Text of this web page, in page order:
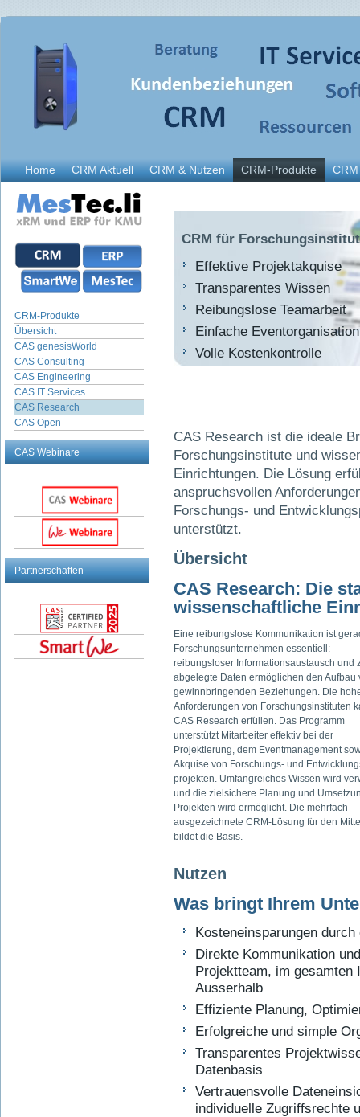
Home CRM Aktuell CRM & Nutzen CRM-Produkte
CRM-Produkte
Übersicht
CAS genesisWorld
CAS Consulting
CAS Engineering
CAS IT Services
CAS Research
CAS Open
CAS Webinare
Partnerschaften
CRM für
Effektive Projektakquise
Transparentes Wissen
Reibungslose Teamarbeit
Einfache Eventorganisation
Volle Kostenkontrolle
CAS Research ist die ideale
Forschungs­institute und
Einrichtungen. Die Lösung
anspruchsvollen
Forschungs- und
unterstützt.
Übersicht
CAS Research: Die
wissenschaftliche
Eine reibungslose Kommunikation ist
Forschungsunternehmen essentiell:
reibungsloser Informationsaustausch und
abgelegte Daten ermöglichen den Aufbau
gewinnbringenden Beziehungen. Die
Anforderungen von Forschungsinstituten
CAS Research erfüllen. Das Programm
unterstützt Mitarbeiter effektiv bei der
Projektierung, dem Eventmanagement
Akquise von Forschungs- und
projekten. Umfangreiches Wissen wird
und die zielsichere Planung und
Projekten wird ermöglicht. Die mehrfach
ausgezeichnete CRM-Lösung für den
bildet die Basis.
Nutzen
Was bringt Ihrem
Kosteneinsparungen
Direkte Kommunikation
Projektteam, im gesamten
Ausserhalb
Effiziente Planung,
Erfolgreiche und simple
Transparentes
Datenbasis
Vertrauensvolle
individuelle Zugriffsrechte